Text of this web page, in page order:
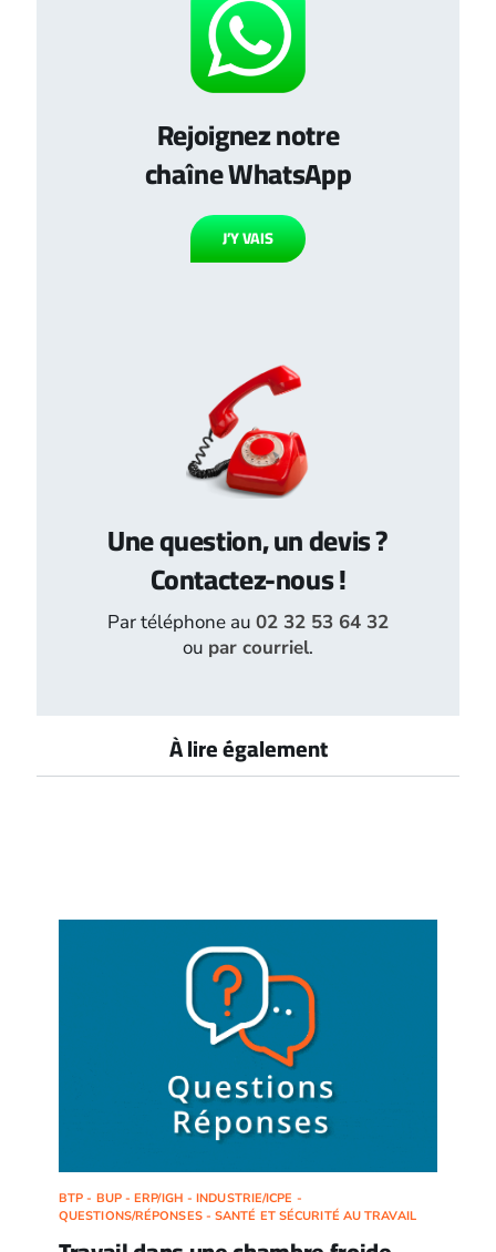
Rejoignez notre
chaîne WhatsApp
J’Y VAIS
Une question, un devis ?
Contactez-nous !
Par téléphone au 02 32 53 64 32
ou par courriel.
À lire également
BTP - BUP - ERP/IGH - INDUSTRIE/ICPE -
QUESTIONS/RÉPONSES - SANTÉ ET SÉCURITÉ AU TRAVAIL